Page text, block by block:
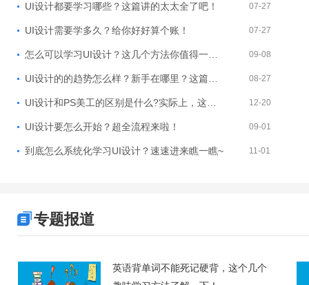
UI设计都要学习哪些？这篇讲的太太全了吧！ 07-27
UI设计需要学多久？给你好好算个账！ 07-27
怎么可以学习UI设计？这几个方法你值得一试！ 09-08
08-27
UI设计和PS美工的区别是什么?实际上，这两个职业有着巨大差异! 12-20
UI设计要怎么开始？超全流程来啦！ 09-01
到底怎么系统化学习UI设计？速速进来瞧一瞧~ 11-01
专题报道
英语背单词不能死记硬背，这个几个